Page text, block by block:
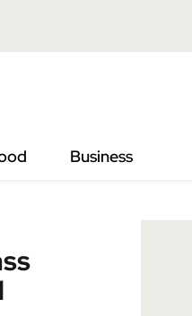
Business
Magiari Sound Factory